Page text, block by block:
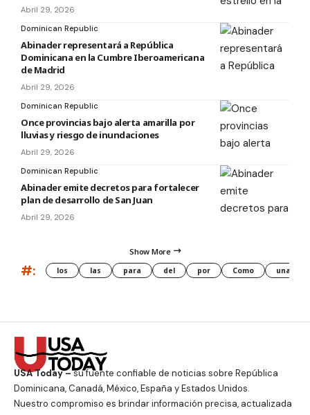
Abril 29, 2026
Dominican Republic
Abinader representará a República
Dominicana en la Cumbre Iberoamericana
de Madrid
Abril 29, 2026
Dominican Republic
Once provincias bajo alerta amarilla por
lluvias y riesgo de inundaciones
Abril 29, 2026
Dominican Republic
Abinader emite decretos para fortalecer
plan de desarrollo de San Juan
Abril 29, 2026
Show More
#: los las para del por Como una
USA Today –su fuente confiable de noticias sobre República
Dominicana, Canadá, México, España y Estados Unidos.
Nuestro compromiso es brindar información precisa, actualizada